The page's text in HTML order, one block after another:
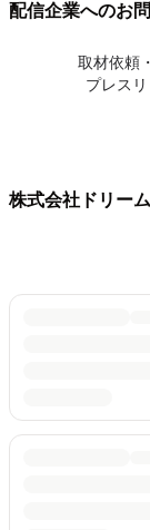
配信企業へのお
取材依頼
プレス
株式会社ドリーム